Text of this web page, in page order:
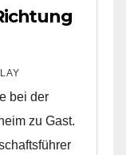
bei der
zu Gast.